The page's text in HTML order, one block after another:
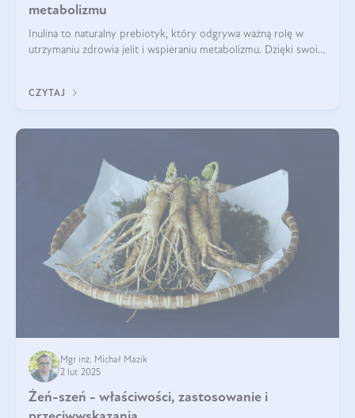
metabolizmu
Inulina to naturalny prebiotyk, który odgrywa ważną rolę w
utrzymaniu zdrowia jelit i wspieraniu metabolizmu. Dzięki swoim
CZYTAJ
Mgr inż. Michał Mazik
2 lut 2025
Żeń-szeń - właściwości, zastosowanie i